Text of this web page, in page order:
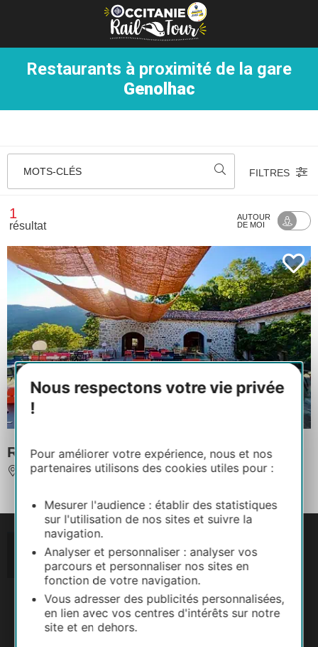
Panneau de gestion des cookies
Nous respectons votre vie privée
!
Pour améliorer votre expérience, nous et nos
partenaires utilisons des cookies utiles pour :
Mesurer l'audience : établir des statistiques
sur l'utilisation de nos sites et suivre la
navigation.
Analyser et personnaliser : analyser vos
parcours et personnaliser nos sites en
fonction de votre navigation.
Vous adresser des publicités personnalisées,
en lien avec vos centres d'intérêts sur notre
site et en dehors.
Restaurants à proximité de la gare
Genolhac
MOTS-CLÉS FILTRES
1
résultat
AUTOUR
DE MOI
Restaurant du Mas Nouveau
GENOLHAC